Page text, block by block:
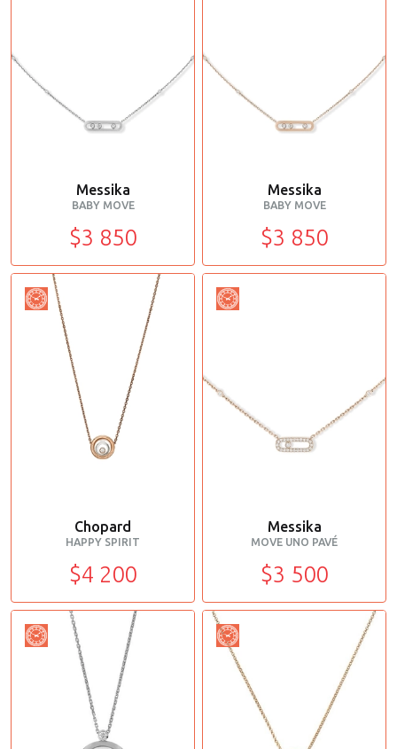
Messika
BABY MOVE
$3 850
Messika
BABY MOVE
$3 850
Chopard
HAPPY SPIRIT
$4 200
Messika
MOVE UNO PAVÉ
$3 500